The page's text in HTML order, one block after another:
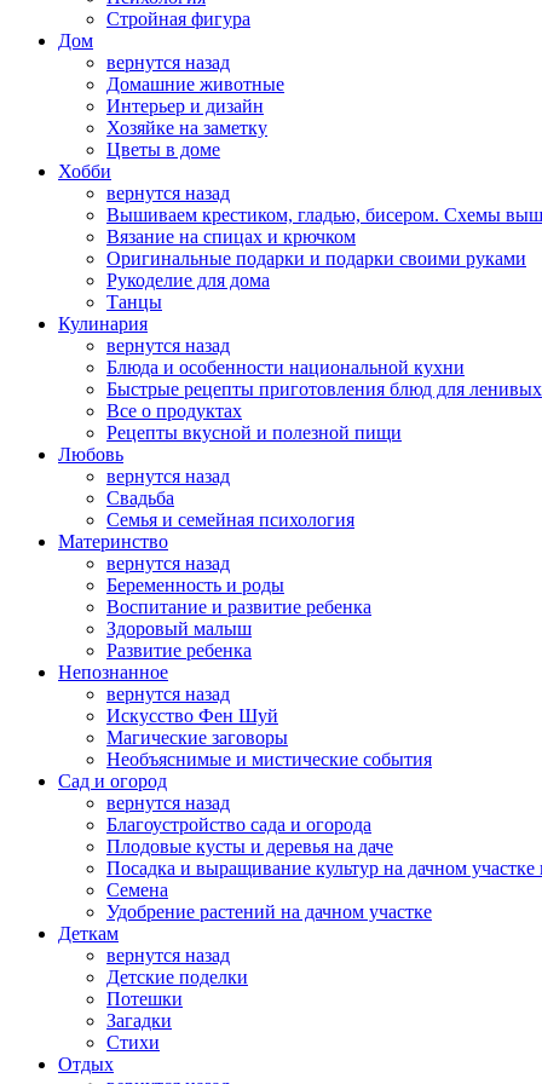
Стройная фигура
Дом
вернутся назад
Домашние животные
Интерьер и дизайн
Хозяйке на заметку
Цветы в доме
Хобби
вернутся назад
Вышиваем крестиком, гладью, бисером. Схемы
Вязание на спицах и крючком
Оригинальные подарки и подарки своими руками
Рукоделие для дома
Танцы
Кулинария
вернутся назад
Блюда и особенности национальной кухни
Быстрые рецепты приготовления блюд для ленивых
Все о продуктах
Рецепты вкусной и полезной пищи
Любовь
вернутся назад
Свадьба
Семья и семейная психология
Материнство
вернутся назад
Беременность и роды
Воспитание и развитие ребенка
Здоровый малыш
Развитие ребенка
Непознанное
вернутся назад
Искусство Фен Шуй
Магические заговоры
Необъяснимые и мистические события
Сад и огород
вернутся назад
Благоустройство сада и огорода
Плодовые кусты и деревья на даче
Посадка и выращивание культур на дачном участке
Семена
Удобрение растений на дачном участке
Деткам
вернутся назад
Детские поделки
Потешки
Загадки
Стихи
Отдых